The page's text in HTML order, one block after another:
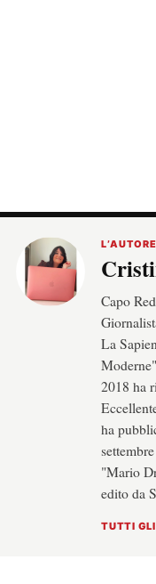
L’AUTORE
Capo
La
2018 ha
ha
"Mario
edito da
TUTTI GLI